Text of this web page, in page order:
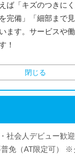
ば「キズのつきに
完備」「細部まで
ます。サービスや
！
閉じる
社会人デビュー歓
免（AT限定可） ※